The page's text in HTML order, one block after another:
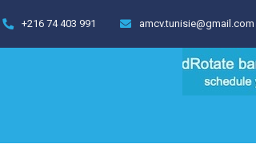
+216 74 403 991 amcv.tunisie@gmail.com